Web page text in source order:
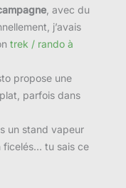
, avec du
j’avais
trek / rando à
propose une
parfois dans
un stand vapeur
ficelés… tu sais ce